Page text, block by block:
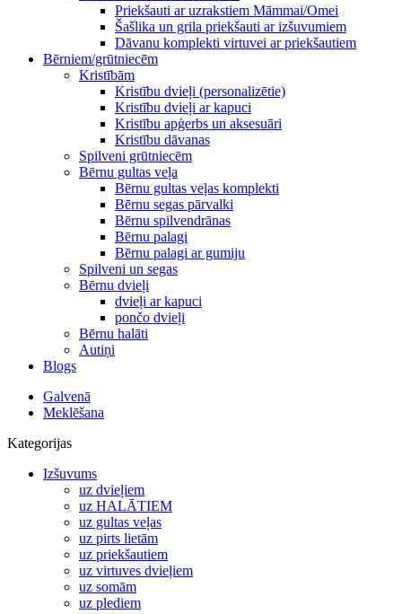
Priekšauti ar uzrakstiem Māmmai/Omei
Šašlika un grila priekšauti ar izšuvumiem
Dāvanu komplekti virtuvei ar priekšautiem
Bērniem/grūtniecēm
Kristībām
Kristību dvieļi (personalizētie)
Kristību dvieļi ar kapuci
Kristību apģerbs un aksesuāri
Kristību dāvanas
Spilveni grūtniecēm
Bērnu gultas veļa
Bērnu gultas veļas komplekti
Bērnu segas pārvalki
Bērnu spilvendrānas
Bērnu palagi
Bērnu palagi ar gumiju
Spilveni un segas
Bērnu dvieļi
dvieļi ar kapuci
pončo dvieļi
Bērnu halāti
Autiņi
Blogs
Galvenā
Meklēšana
Kategorijas
Izšuvums
uz dvieļiem
uz HALĀTIEM
uz gultas veļas
uz pirts lietām
uz priekšautiem
uz virtuves dvieļiem
uz somām
uz plediem